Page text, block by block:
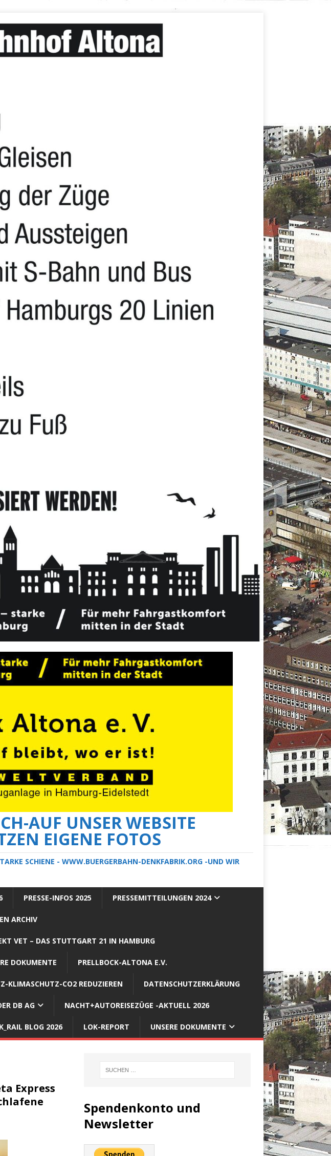
AUF UNSER WEBSITE
EIGENE FOTOS
SCHIENE - WWW.BUERGERBAHN-DENKFABRIK.ORG -UND WIR
PRESSE-INFOS 2025 PRESSEMITTEILUNGEN 2024
ARCHIV
VET – DAS STUTTGART 21 IN HAMBURG
DOKUMENTE PRELLBOCK-ALTONA E.V.
KLIMASCHUTZ-CO2 REDUZIEREN DATENSCHUTZERKLÄRUNG
DB AG NACHT+AUTOREISEZÜGE -AKTUELL 2026
BLOG 2026 LOK-REPORT UNSERE DOKUMENTE
Express
Spendenkonto und
Newsletter